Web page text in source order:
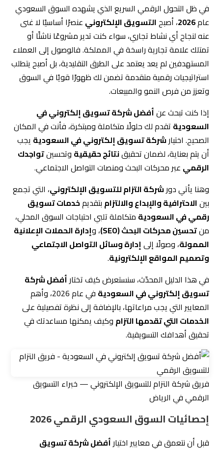
في ظل التحول الرقمي السريع الذي يشهده السوق السعودي
عام2026، أصبحالتسويق الإلكتروني عنصرًا أساسيًا لا غنى
عنه لنجاح أي نشاط تجاري، سواء كنت تدير مشروعًا ناشئًا أو
تمتلك علامة تجارية راسخة في المملكة. فالوصول إلى العملاء
المستهدفين لم يعد يعتمد على الطرق التقليدية، بل أصبح يتطلب
استراتيجيات رقمية متقدمة تضمن لك ظهورًا قويًا في السوق
وتعزز من فرص النمو والمبيعات.
إذا كنت تبحث عنأفضل شركة تسويق إلكتروني في
السعودية تقدم لك حلولًا متكاملة ومبتكرة، فأنت في المكان
الصحيح. اختيارشركة تسويق إلكتروني في السعودية يجب
أن يتم بعناية، لضمان تحقيقنتائج حقيقية وتحسينتواجدك
الرقمي عبر محركات البحث ومنصات التواصل الاجتماعي.
وهنا يأتي دورشركة التزام للتسويق الإلكتروني، التي تجمع
بينالاحترافية والإبداع والالتزام بتقديمخدمات تسويق
رقمي في السعودية متكاملة تلبي احتياجات السوق المحلي،
منتحسين محركات البحث (SEO) ، وإدارة الحملات الإعلانية
الممولة، وصولًا إلى إدارة وسائل التواصل الاجتماعي
وتصميم المواقع الإلكترونية.
في هذا الدليل المحدّث، سنستعرض كيف تختار أفضل شركة
تسويق إلكتروني في السعودية
في عام 2026، وأهم
المعايير التي يجب مراعاتها، بالإضافة إلى نظرة تفصيلية على
الخدمات التي تقدمها التزام وكيف يمكنها مساعدتك في
تحقيق أهدافك التسويقية.
فريق شركة التزام للتسويق الإلكتروني — خبراء التسويق
الرقمي في الرياض
إحصائيات السوق السعودي الرقمي 2026
قبل أن نتعمق في معايير اختيار أفضل شركة تسويق